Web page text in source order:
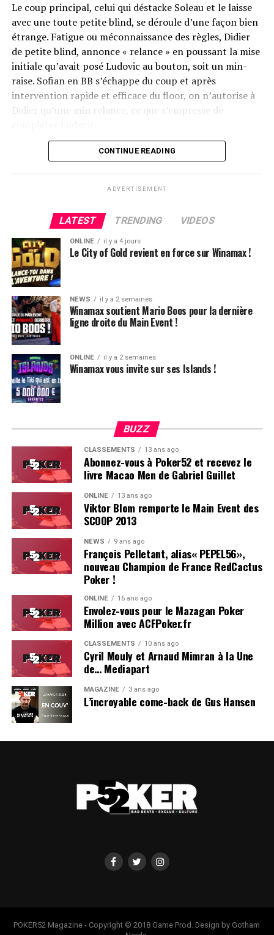
Le coup principal, celui qui déstacke Soleau et le laisse
avec une toute petite blind, se déroule d’une façon bien
étrange. Fatigue ou méconnaissance des règles, Didier
de petite blind, annonce « relance » en poussant la mise
initiale qu’avait posé Ludovic au bouton, soit un min-
raise. Sofian en BB s’échappe du coup et après
intervention rapide et efficace du floor, on n’autorise à
Didier qu’une min relance, ce que s’empresse de
Flop QJ4. All-in de Ludovic et insta call de Logghe, avec
peine une BB, qu’il perdra le coup suivant contre le
même adversaire.
Ludovic Soleau sort donc à la troisième place, pour un
joli gain de 15720€ !
Place au heads-up final.
Soleau à gauche, sorti par Logghe au centre
CONTINUE READING
ADVERTISEMENT
LATEST TRENDING VIDEOS
ONLINE il y a 4 jours
Le City of Gold revient en force sur Winamax !
NEWS il y a 2 semaines
Winamax soutient Mario Boos pour la dernière
ligne droite du Main Event !
ONLINE il y a 2 semaines
Winamax vous invite sur ses Islands !
BUZZ
CLASSEMENTS 13 ans ago
Abonnez-vous à Poker52 et recevez le
livre Macao Men de Gabriel Guillet
ONLINE 13 ans ago
Viktor Blom remporte le Main Event des
SCOOP 2013
NEWS 9 ans ago
François Pelletant, alias« PEPEL56»,
nouveau Champion de France RedCactus
Poker !
ONLINE 16 ans ago
Envolez-vous pour le Mazagan Poker
Million avec ACFPoker.fr
CLASSEMENTS 10 ans ago
Cyril Mouly et Arnaud Mimran à la Une
de… Mediapart
MAGAZINE 3 ans ago
L’incroyable come-back de Gus Hansen
POKER52 Magazine - Copyright © 2018 Game Prod. Design by Gotham